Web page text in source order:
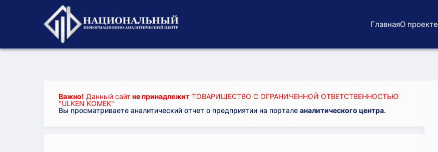
ГлавнаяО проекте
Важно! Данный сайт не принадлежит ТОВАРИЩЕСТВО С ОГРАНИЧЕННОЙ ОТВЕТСТВЕННОСТЬЮ
"ULKEN KOMEK"
Вы просматриваете аналитический отчет о предприятии на портале аналитического центра.